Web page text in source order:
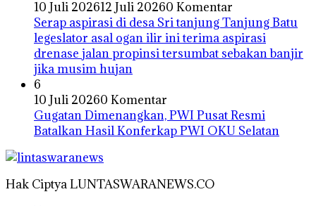
10 Juli 202612 Juli 20260 Komentar
Serap aspirasi di desa Sri tanjung Tanjung Batu
legeslator asal ogan ilir ini terima aspirasi
drenase jalan propinsi tersumbat sebakan banjir
jika musim hujan
6
10 Juli 20260 Komentar
Gugatan Dimenangkan, PWI Pusat Resmi
Batalkan Hasil Konferkap PWI OKU Selatan
Hak Ciptya LUNTASWARANEWS.CO